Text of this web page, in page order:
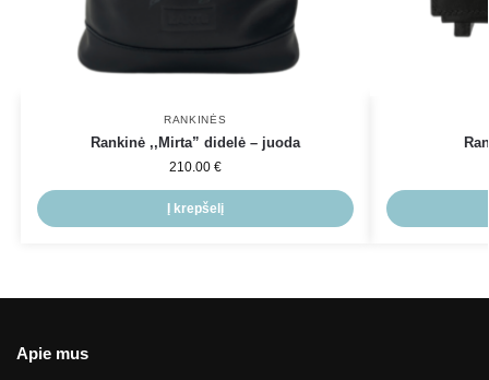
RANKINĖS
Rankinė ,,Mirta” didelė – juoda
210.00 €
Į krepšelį
Apie mus